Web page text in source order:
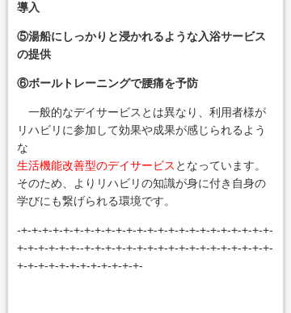
導入
⑤湯船にしっかりと浸かれるような入浴サービス
の提供
⑥ボールトレーニングで腰痛を予防
一般的なデイサービスとは異なり、利用者様が
リハビリに参加して効果や成果が感じられるよう
な
生活機能改善型のデイサービス となっています。
そのため、よりリハビリの知識が身に付き自身の
学びにも繋げられる環境です。
-+-+-+-+-+-+-+-+-+-+-+-+-+-+-+-+-+-+-+-+-+-+-+-+-
+-+-+-+-+-+--+-+-+-+-+-+-+-+-+-+-+-+-+-+-+-+-+-+-
+-+-+-+-+-+-+-+-+-+-+-+-